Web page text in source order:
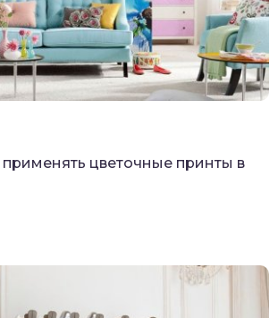
применять цветочные принты в